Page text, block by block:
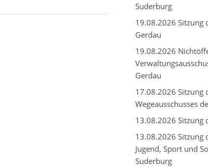
Suderburg
19.08.2026 Sitzung
Gerdau
19.08.2026
Gerdau
17.08.2026 Sitzung
Wegeausschusses
13.08.2026 Sitzung
13.08.2026 Sitzung
Jugend, Sport und
Suderburg